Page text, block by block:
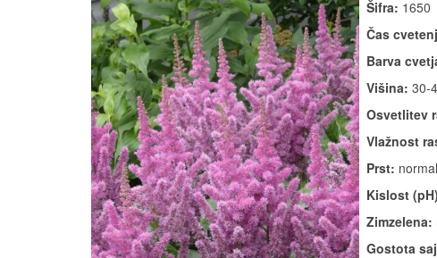
Šifra: 1650
Čas
Barva
Višina: 30-
Osvetlitev
Vlažnost
Prst:
Kislost
Zimzelena:
Gostota